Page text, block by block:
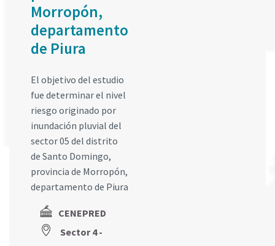
Morropón,
departamento
de Piura
El objetivo del estudio
fue determinar el nivel
riesgo originado por
inundación pluvial del
sector 05 del distrito
de Santo Domingo,
provincia de Morropón,
departamento de Piura
CENEPRED
Sector 4 -